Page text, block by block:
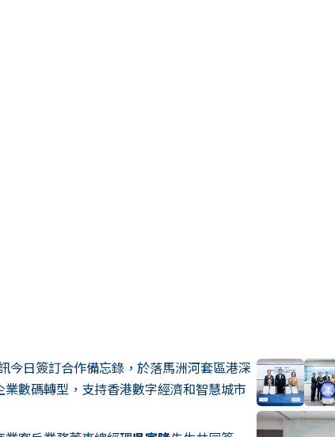
今日簽訂合作備忘錄，於落馬洲河套區港深
數碼轉型，支持香港數字經濟和智慧城市